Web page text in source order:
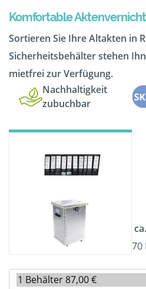
Komfortable
Sortieren Sie Ihre Altakten in
Sicherheitsbehälter stehen
mietfrei zur Verfügung.
Nachhaltigkeit
zubuchbar
70